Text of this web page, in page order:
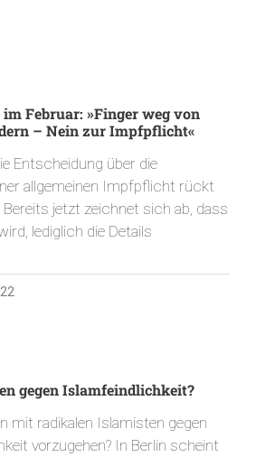
Februar: »Finger weg von
– Nein zur Impfpflicht«
Entscheidung über die
allgemeinen Impfpflicht rückt
Bereits jetzt zeichnet sich ab, dass
lediglich die Details
gegen Islamfeindlichkeit?
mit radikalen Islamisten gegen
vorzugehen? In Berlin scheint